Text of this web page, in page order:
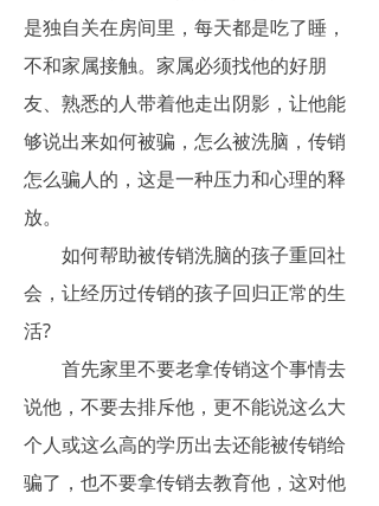
是独自关在房间里，每天都是吃了睡，
不和家属接触。家属必须找他的好朋
友、熟悉的人带着他走出阴影，让他能
够说出来如何被骗，怎么被洗脑，传销
怎么骗人的，这是一种压力和心理的释
放。
如何帮助被传销洗脑的孩子重回社
会，让经历过传销的孩子回归正常的生
活?
首先家里不要老拿传销这个事情去
说他，不要去排斥他，更不能说这么大
个人或这么高的学历出去还能被传销给
骗了，也不要拿传销去教育他，这对他